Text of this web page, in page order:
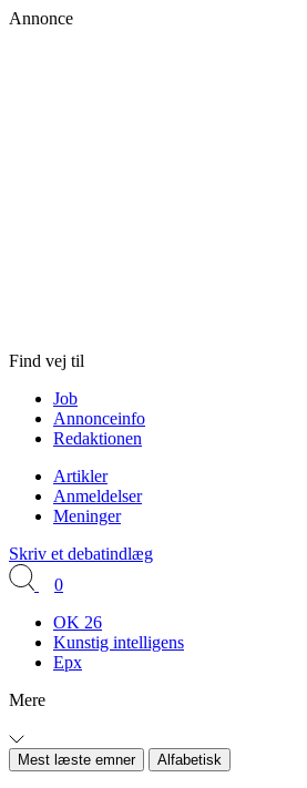
Annonce
Find vej til
Job
Annonceinfo
Redaktionen
Artikler
Anmeldelser
Meninger
Skriv et debatindlæg
0
OK 26
Kunstig intelligens
Epx
Mere
Mest læste emner Alfabetisk